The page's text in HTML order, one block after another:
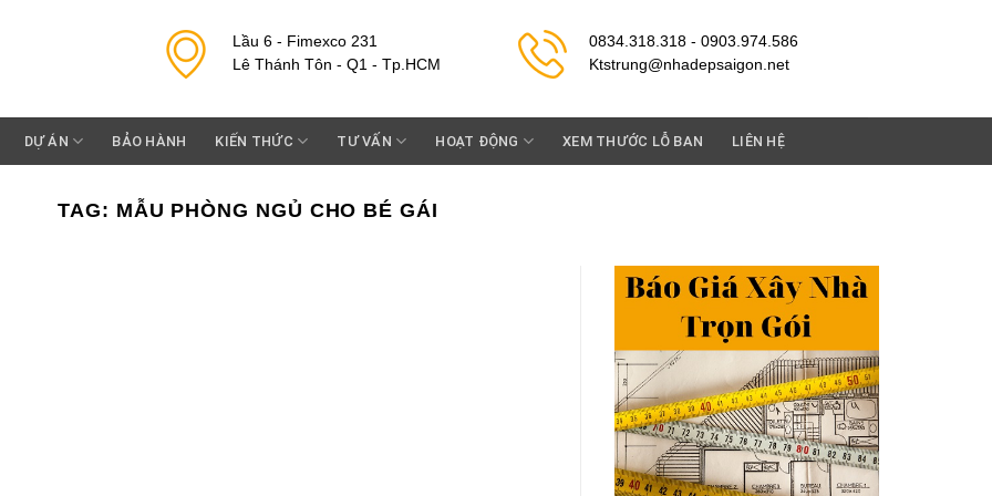
Lầu 6 - Fimexco 231
Lê Thánh Tôn - Q1 - Tp.HCM
0834.318.318 - 0903.974.586
Ktstrung@nhadepsaigon.net
DỰ ÁN BẢO HÀNH KIẾN THỨC TƯ VẤN HOẠT ĐỘNG XEM THƯỚC LỖ BAN LIÊN HỆ
TAG: MẪU PHÒNG NGỦ CHO BÉ GÁI